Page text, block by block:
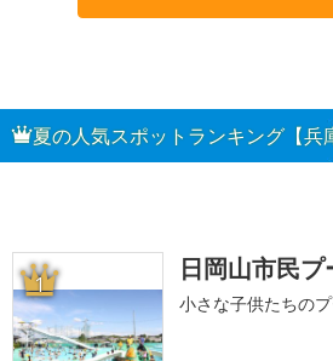
夏の人気スポットランキング【兵
1 日岡山市民
小さな子供たちの